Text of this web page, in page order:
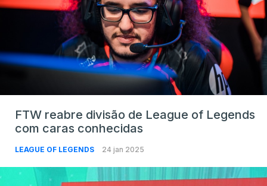
FTW reabre divisão de League of Legends
com caras conhecidas
LEAGUE OF LEGENDS 24 jan 2025